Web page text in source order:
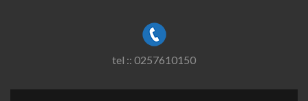
tel :: 0257610150